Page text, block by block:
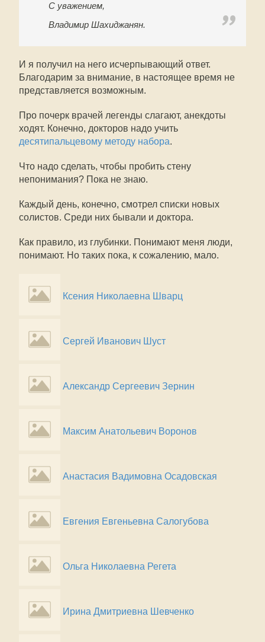
С уважением,
Владимир Шахиджанян.
И я получил на него исчерпывающий ответ.
Благодарим за внимание, в настоящее время не
представляется возможным.
Про почерк врачей легенды слагают, анекдоты
ходят. Конечно, докторов надо учить
десятипальцевому методу набора.
Что надо сделать, чтобы пробить стену
непонимания? Пока не знаю.
Каждый день, конечно, смотрел списки новых
солистов. Среди них бывали и доктора.
Как правило, из глубинки. Понимают меня люди,
понимают. Но таких пока, к сожалению, мало.
Ксения Николаевна Шварц
Сергей Иванович Шуст
Александр Сергеевич Зернин
Максим Анатольевич Воронов
Анастасия Вадимовна Осадовская
Евгения Евгеньевна Салогубова
Ольга Николаевна Регета
Ирина Дмитриевна Шевченко